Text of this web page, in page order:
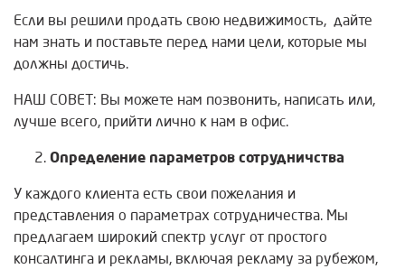
Если вы решили продать свою недвижимость, дайте
нам знать и поставьте перед нами цели, которые мы
должны достичь.
НАШ СОВЕТ: Вы можете нам позвонить, написать или,
лучше всего, прийти лично к нам в офис.
Определение параметров сотрудничства
У каждого клиента есть свои пожелания и
представления о параметрах сотрудничества. Мы
предлагаем широкий спектр услуг от простого
консалтинга и рекламы, включая рекламу за рубежом,